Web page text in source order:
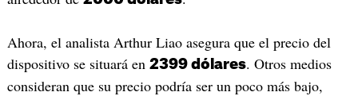
Ahora, el analista Arthur Liao asegura que el precio del
dispositivo se situará en 2399 dólares. Otros medios
consideran que su precio podría ser un poco más bajo,